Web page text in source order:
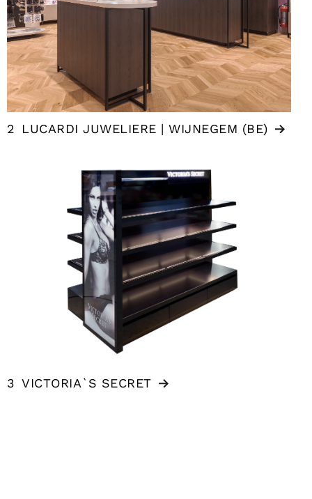
2 LUCARDI JUWELIERE | WIJNEGEM (BE)
3 VICTORIA`S SECRET